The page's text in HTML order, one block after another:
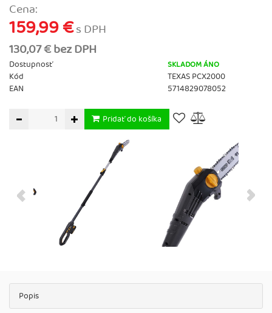
Cena:
159,99 €s DPH
130,07 € bez DPH
Dostupnosť SKLADOM ÁNO
Kód
TEXAS PCX2000
EAN
5714829078052
Pridať do košíka
Popis